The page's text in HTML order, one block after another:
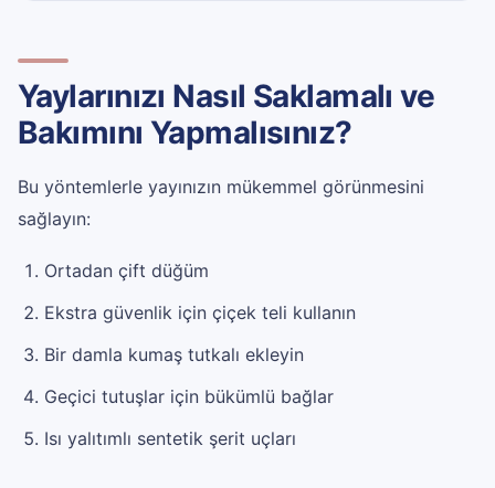
Yaylarınızı Nasıl Saklamalı ve
Bakımını Yapmalısınız?
Bu yöntemlerle yayınızın mükemmel görünmesini
sağlayın:
Ortadan çift düğüm
Ekstra güvenlik için çiçek teli kullanın
Bir damla kumaş tutkalı ekleyin
Geçici tutuşlar için bükümlü bağlar
Isı yalıtımlı sentetik şerit uçları